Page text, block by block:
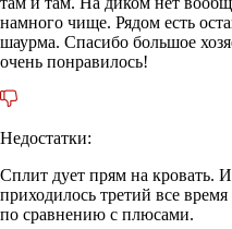
намного чище. Рядом есть
шаурма. Спасибо большое
очень понравилось!
Недостатки:
Сплит дует прям на кровать. И
приходилось третий все
по сравнению с плюсами.